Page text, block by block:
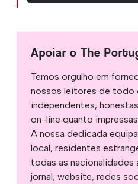
Apoiar o The
Temos orgulho em
nossos leitores de todo
independentes,
on-line quanto
A nossa dedicada
local, residentes
todas as nacionalidades
jornal, website, redes